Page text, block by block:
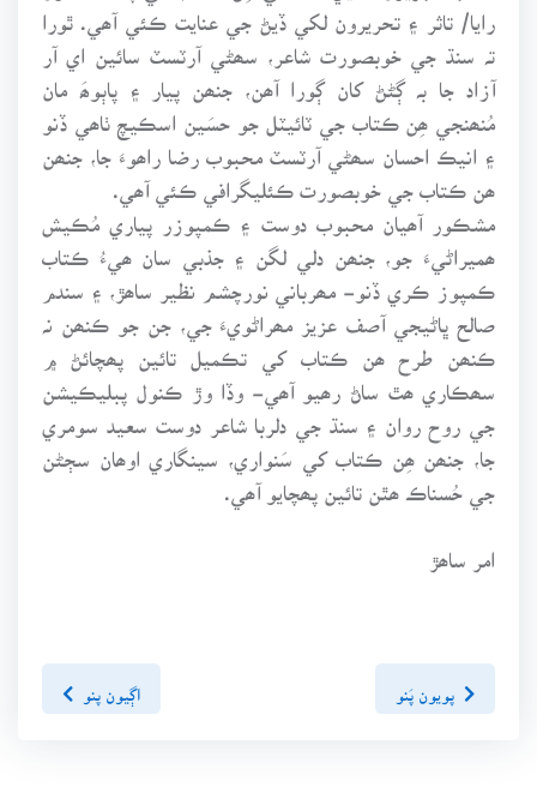
رايا/ تاثر ۽ تحريرون لکي ڏيڻ جي عنايت ڪئي آھي. ٿورا
تہ سنڌ جي خوبصورت شاعر، سھڻي آرٽسٽ سائين اي آر
آزاد جا بہ ڳڻڻ کان ڳورا آھن، جنھن پيار ۽ پاٻوھَ مان
مُنھنجي ھِن ڪتاب جي ٽائيٽل جو حسَين اسڪيچ ٺاھي ڏنو
۽ انيڪ احسان سھڻي آرٽسٽ محبوب رضا راھوءَ جا، جنھن
ھن ڪتاب جي خوبصورت ڪئليگرافي ڪئي آھي.
مشڪور آھيان محبوب دوست ۽ ڪمپوزر پياري مُڪيش
ھميراڻيءَ جو، جنھن دلي لگن ۽ جذبي سان ھيءُ ڪتاب
ڪمپوز ڪري ڏنو- مھرباني نورچشم نظير ساھڙ، ۽ سندم
صالح ڀاڻيجي آصف عزيز مھراڻويءَ جي، جن جو ڪنھن نہ
ڪنھن طرح ھن ڪتاب کي تڪميل تائين پھچائڻ ۾
سھڪاري ھٿ ساڻ رھيو آھي- وڏا وڙ ڪنول پبليڪيشن
جي روح روان ۽ سنڌ جي دلربا شاعر دوست سعيد سومري
جا، جنھن ھِن ڪتاب کي سَنواري، سينگاري اوھان سڄڻن
جي حُسناڪ ھٿن تائين پھچايو آھي.
امر ساھڙ
پويون پَنو اڳيون پنو